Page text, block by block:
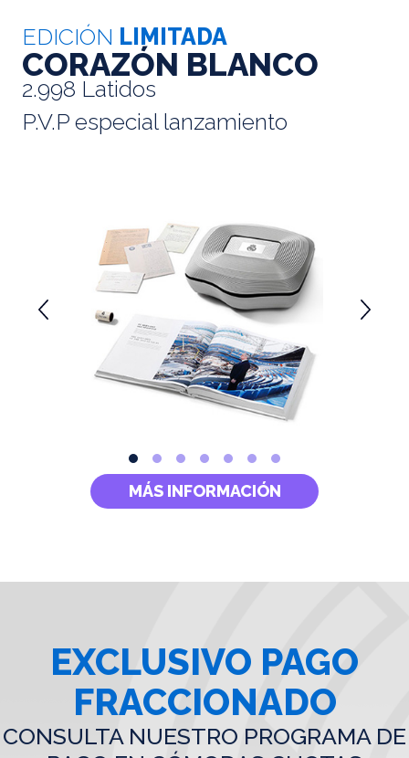
EDICIÓN LIMITADA
CORAZÓN BLANCO
2.998 Latidos
P.V.P especial lanzamiento
MÁS INFORMACIÓN
EXCLUSIVO PAGO
FRACCIONADO
CONSULTA NUESTRO PROGRAMA DE